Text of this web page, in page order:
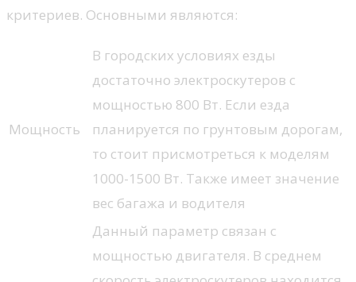
критериев. Основными являются:
Мощность
В городских условиях езды
достаточно электроскутеров с
мощностью 800 Вт. Если езда
планируется по грунтовым дорогам,
то стоит присмотреться к моделям
1000-1500 Вт. Также имеет значение
вес багажа и водителя
Данный параметр связан с
мощностью двигателя. В среднем